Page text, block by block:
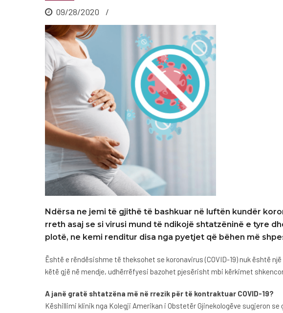
09/28/2020
Ndërsa ne jemi të gjithë të bashkuar në luftën kundër
rreth asaj se si virusi mund të ndikojë shtatzëninë e tyre
plotë, ne kemi renditur disa nga pyetjet që bëhen më
Është e rëndësishme të theksohet se koronavirus (COVID-19) nuk është
këtë gjë në mendje, udhërrëfyesi bazohet pjesërisht mbi kërkimet
A janë gratë shtatzëna më në rrezik për të kontraktuar COVID-19?
Këshillimi klinik nga Kolegji Amerikan i Obstetër Gjinekologëve sugjeron